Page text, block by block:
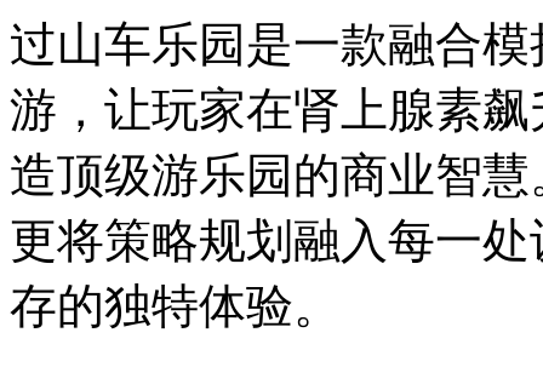
过山车乐园是一款融合
游，让玩家在肾上腺素
造顶级游乐园的商业智
更将策略规划融入每一
存的独特体验。